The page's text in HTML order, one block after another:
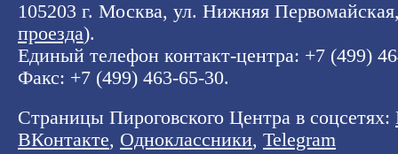
105203 г. Москва, ул. Нижняя
проезда).
Единый телефон контакт-центра: +7 (499)
Факс: +7 (499) 463-65-30.
Страницы Пироговского Центра в соцсетях:
ВКонтакте, Одноклассники, Telegram